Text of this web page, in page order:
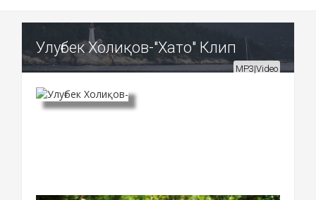
Улуғбек Холиқов-"Хато" Клип
MP3|Video